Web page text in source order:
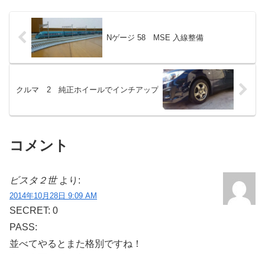
Nゲージ 58 MSE 入線整備
クルマ 2 純正ホイールでインチアップ
コメント
ビスタ２世 より:
2014年10月28日 9:09 AM
SECRET: 0
PASS:
並べてやるとまた格別ですね！